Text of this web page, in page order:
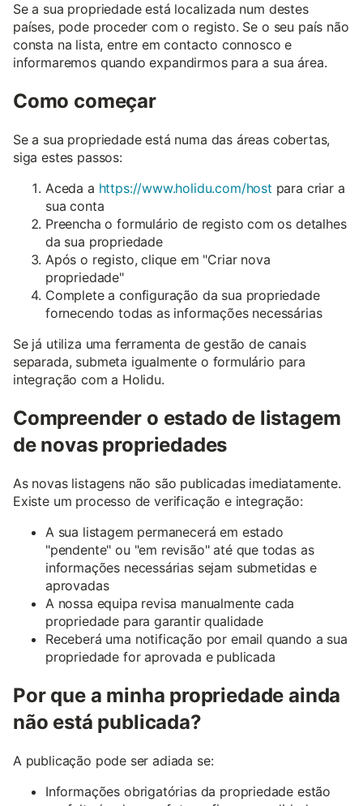
Se a sua propriedade está localizada num destes
países, pode proceder com o registo. Se o seu país não
consta na lista, entre em contacto connosco e
informaremos quando expandirmos para a sua área.
Como começar
Se a sua propriedade está numa das áreas cobertas,
siga estes passos:
Aceda a https://www.holidu.com/host para criar a
sua conta
Preencha o formulário de registo com os detalhes
da sua propriedade
Após o registo, clique em "Criar nova
propriedade"
Complete a configuração da sua propriedade
fornecendo todas as informações necessárias
Se já utiliza uma ferramenta de gestão de canais
separada, submeta igualmente o formulário para
integração com a Holidu.
Compreender o estado de listagem
de novas propriedades
As novas listagens não são publicadas imediatamente.
Existe um processo de verificação e integração:
A sua listagem permanecerá em estado
"pendente" ou "em revisão" até que todas as
informações necessárias sejam submetidas e
aprovadas
A nossa equipa revisa manualmente cada
propriedade para garantir qualidade
Receberá uma notificação por email quando a sua
propriedade for aprovada e publicada
Por que a minha propriedade ainda
não está publicada?
A publicação pode ser adiada se:
Informações obrigatórias da propriedade estão